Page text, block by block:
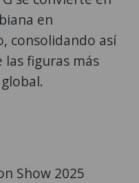
en
consolidando así
las figuras más
Show 2025